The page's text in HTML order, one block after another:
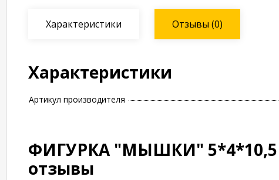
Характеристики Отзывы (0)
Характеристики
Артикул производителя
ФИГУРКА "МЫШКИ" 5*4*10,5
отзывы